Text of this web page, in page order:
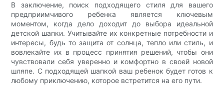
В заключение, поиск подходящего стиля для вашего
предприимчивого ребенка является ключевым
моментом, когда дело доходит до выбора идеальной
детской шапки. Учитывайте их конкретные потребности и
интересы, будь то защита от солнца, тепло или стиль, и
вовлекайте их в процесс принятия решений, чтобы они
чувствовали себя уверенно и комфортно в своей новой
шляпе. С подходящей шапкой ваш ребенок будет готов к
любому приключению, которое встретится на его пути.